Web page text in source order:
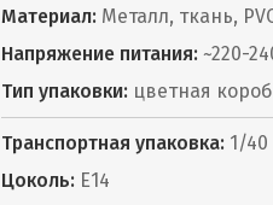
Материал: Металл, ткань,
Напряжение питания: ~220-
Тип упаковки: цветная
Транспортная упаковка: 1/40
Цоколь: Е14